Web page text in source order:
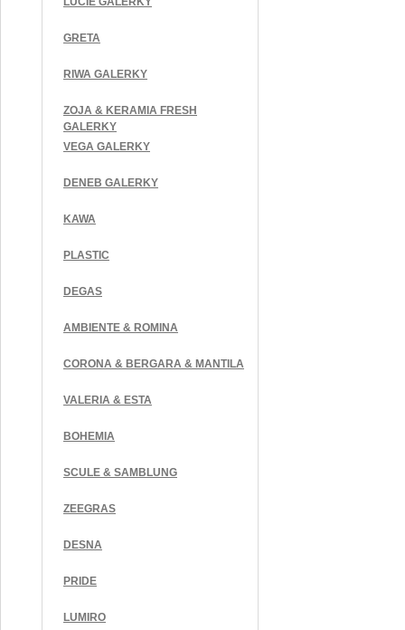
GRETA
RIWA GALERKY
ZOJA & KERAMIA FRESH
GALERKY
VEGA GALERKY
DENEB GALERKY
KAWA
PLASTIC
DEGAS
AMBIENTE & ROMINA
CORONA & BERGARA & MANTILA
VALERIA & ESTA
BOHEMIA
SCULE & SAMBLUNG
ZEEGRAS
DESNA
PRIDE
LUMIRO